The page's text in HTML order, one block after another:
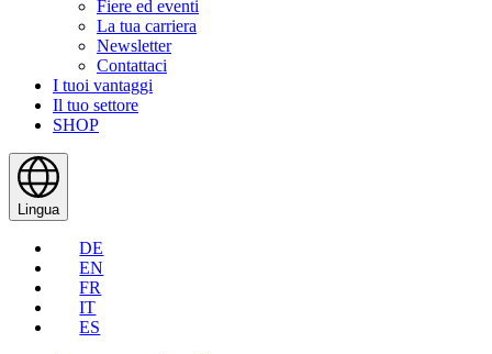
Fiere ed eventi
La tua carriera
Newsletter
Contattaci
I tuoi vantaggi
Il tuo settore
SHOP
Lingua
DE
EN
FR
IT
ES